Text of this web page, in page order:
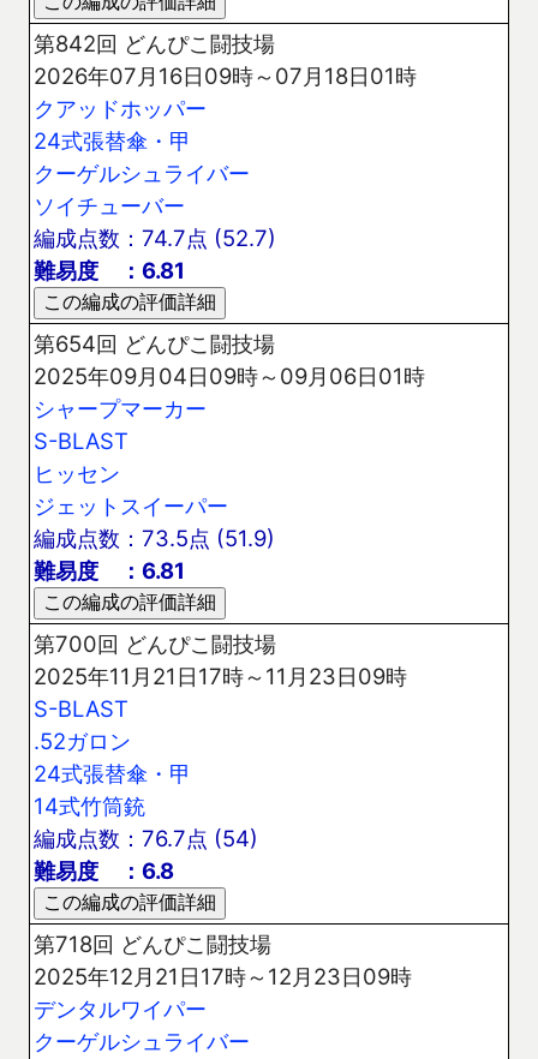
第842回 どんぴこ闘技場
2026年07月16日09時～07月18日01時
クアッドホッパー
24式張替傘・甲
クーゲルシュライバー
ソイチューバー
編成点数：74.7点 (52.7)
難易度 ：6.81
第654回 どんぴこ闘技場
2025年09月04日09時～09月06日01時
シャープマーカー
S-BLAST
ヒッセン
ジェットスイーパー
編成点数：73.5点 (51.9)
難易度 ：6.81
第700回 どんぴこ闘技場
2025年11月21日17時～11月23日09時
S-BLAST
.52ガロン
24式張替傘・甲
14式竹筒銃
編成点数：76.7点 (54)
難易度 ：6.8
第718回 どんぴこ闘技場
2025年12月21日17時～12月23日09時
デンタルワイパー
クーゲルシュライバー